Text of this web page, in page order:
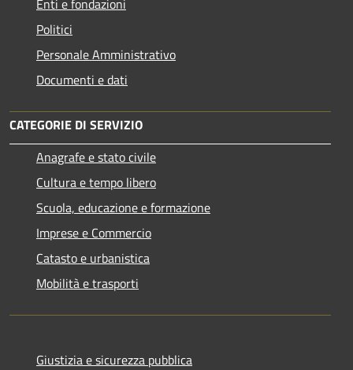
Enti e fondazioni
Politici
Personale Amministrativo
Documenti e dati
CATEGORIE DI SERVIZIO
Anagrafe e stato civile
Cultura e tempo libero
Scuola, educazione e formazione
Imprese e Commercio
Catasto e urbanistica
Mobilità e trasporti
Giustizia e sicurezza pubblica